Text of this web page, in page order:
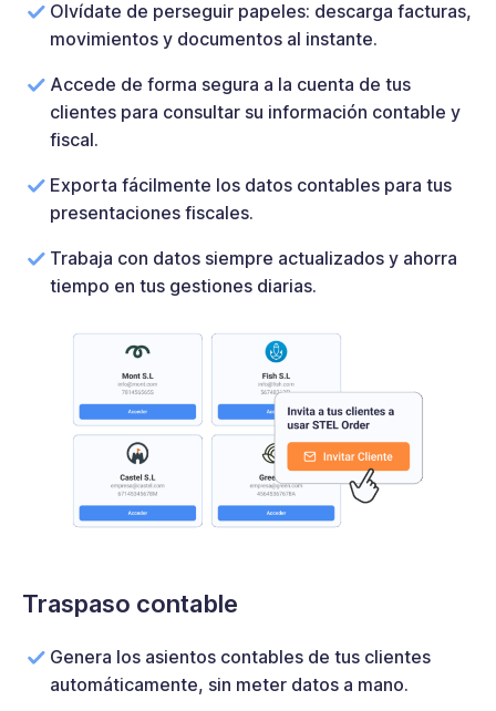
Olvídate de perseguir papeles: descarga facturas,
movimientos y documentos al instante.
Accede de forma segura a la cuenta de tus
clientes para consultar su información contable y
fiscal.
Exporta fácilmente los datos contables para tus
presentaciones fiscales.
Trabaja con datos siempre actualizados y ahorra
tiempo en tus gestiones diarias.
Traspaso contable
Genera los asientos contables de tus clientes
automáticamente, sin meter datos a mano.